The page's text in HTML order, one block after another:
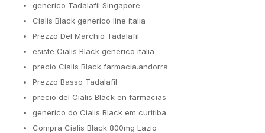
generico Tadalafil Singapore
Cialis Black generico line italia
Prezzo Del Marchio Tadalafil
esiste Cialis Black generico italia
precio Cialis Black farmacia.andorra
Prezzo Basso Tadalafil
precio del Cialis Black en farmacias
generico do Cialis Black em curitiba
Compra Cialis Black 800mg Lazio